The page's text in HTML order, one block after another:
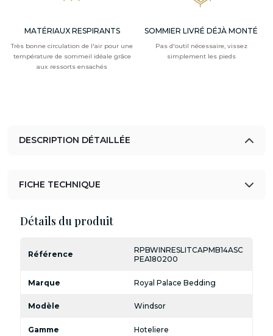
MATÉRIAUX RESPIRANTS
Très bonne circulation de l'air pour une
température de sommeil idéale grâce
aux ressorts ensachés
SOMMIER LIVRÉ DÉJÀ MONTÉ
Pas d'outil nécessaire, vissez
simplement les pieds
DESCRIPTION DÉTAILLÉE
FICHE TECHNIQUE
Détails du produit
Référence
RPBWINRESLITCAPMB14ASC
PEA180200
Marque Royal Palace Bedding
Modèle Windsor
Gamme Hoteliere